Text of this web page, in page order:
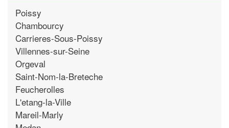
Poissy
Chambourcy
Carrieres-Sous-Poissy
Villennes-sur-Seine
Orgeval
Saint-Nom-la-Breteche
Feucherolles
L'etang-la-Ville
Mareil-Marly